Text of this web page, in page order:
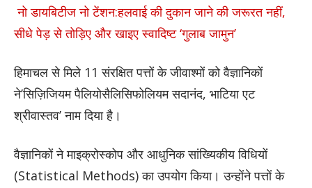
​ नो डायबिटीज नो टेंशन:हलवाई की दुकान जाने की जरूरत नहीं,
सीधे पेड़ से तोड़िए और खाइए स्वादिष्ट ‘गुलाब जामुन’
हिमाचल से मिले 11 संरक्षित पत्तों के जीवाश्मों को वैज्ञानिकों
ने’सिज़िजियम पैलियोसैलिसिफोलियम सदानंद, भाटिया एट
श्रीवास्तव’ नाम दिया है।
वैज्ञानिकों ने माइक्रोस्कोप और आधुनिक सांख्यिकीय विधियों
(Statistical Methods) का उपयोग किया। उन्होंने पत्तों के